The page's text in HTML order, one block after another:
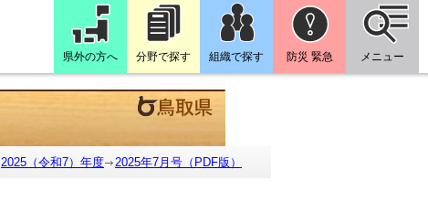
県外の方へ 分野で探す 組織で探す 防災 緊急 メニュー
2025（令和7）年度 2025年7月号（PDF版）